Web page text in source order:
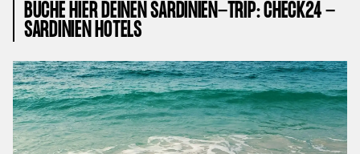
BUCHE HIER DEINEN SARDINIEN-TRIP: CHECK24 -
SARDINIEN HOTELS